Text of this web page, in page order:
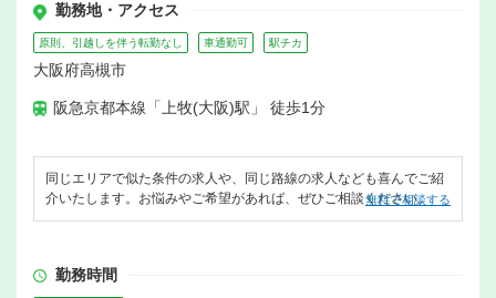
勤務地・アクセス
原則、引越しを伴う転勤なし 車通勤可 駅チカ
大阪府高槻市
阪急京都本線「上牧(大阪)駅」 徒歩1分
同じエリアで似た条件の求人や、同じ路線の求人なども喜んでご紹
介いたします。お悩みやご希望があれば、ぜひご相談ください。
無料で相談する
勤務時間